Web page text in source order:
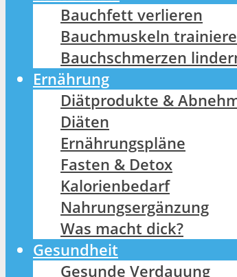
Bauchfett verlieren
Bauchmuskeln
Bauchschmerzen
Ernährung
Diätprodukte &
Diäten
Ernährungspläne
Fasten & Detox
Kalorienbedarf
Nahrungsergänzung
Was macht dick?
Gesundheit
Gesunde Verdauung